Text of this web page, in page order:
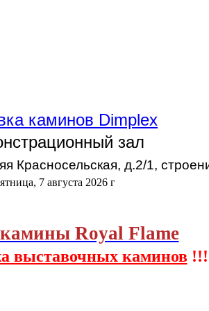
каминов Dimplex
зал
Красносельская, д.2/1,
7 августа 2026 г
Royal Flame
выставочных каминов!!!